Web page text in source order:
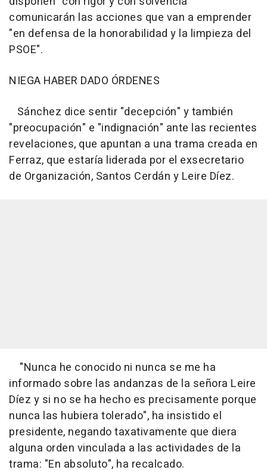
comunicarán las acciones que van a emprender
"en defensa de la honorabilidad y la limpieza del
PSOE".
NIEGA HABER DADO ÓRDENES
Sánchez dice sentir "decepción" y también
"preocupación" e "indignación" ante las recientes
revelaciones, que apuntan a una trama creada en
Ferraz, que estaría liderada por el exsecretario
de Organización, Santos Cerdán y Leire Díez.
"Nunca he conocido ni nunca se me ha
informado sobre las andanzas de la señora Leire
Díez y si no se ha hecho es precisamente porque
nunca las hubiera tolerado", ha insistido el
presidente, negando taxativamente que diera
alguna orden vinculada a las actividades de la
trama: "En absoluto", ha recalcado.